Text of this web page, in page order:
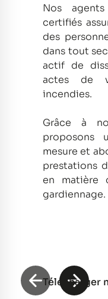
Nos
certifiés
des
dans tout
actif de
actes de
incendies.
Grâce à
proposons
mesure et
prestations
en matière
gardiennage.
Télécharger